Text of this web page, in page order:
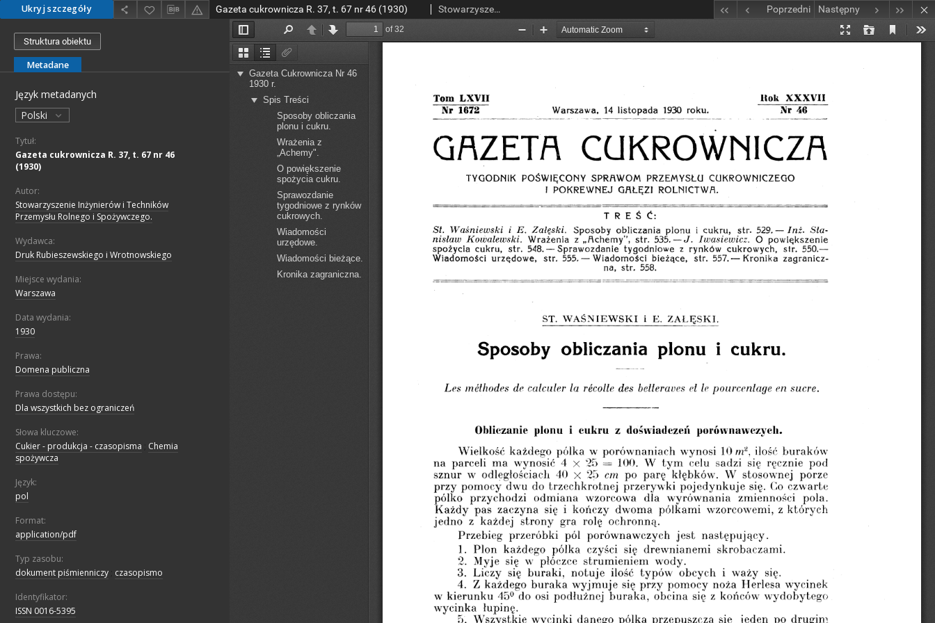
Ukryj szczegóły Gazeta cukrownicza R. 37, t. 67 nr 46 (1930) Stowarzyszenie Inżynierów i Techników Przemysłu Rolnego i Spożywczego. Poprzedni Następny
Struktura obiektu
Metadane
Język metadanych
Polski
Tytuł:
Gazeta cukrownicza R. 37, t. 67 nr 46
(1930)
Autor:
Stowarzyszenie Inżynierów i Techników
Przemysłu Rolnego i Spożywczego.
Wydawca:
Druk Rubieszewskiego i Wrotnowskiego
Miejsce wydania:
Warszawa
Data wydania:
1930
Prawa:
Domena publiczna
Prawa dostępu:
Dla wszystkich bez ograniczeń
Słowa kluczowe:
Cukier - produkcja - czasopisma
Chemia
spożywcza
Język:
pol
Format:
application/pdf
Typ zasobu:
dokument piśmienniczy czasopismo
Identyfikator:
ISSN 0016-5395